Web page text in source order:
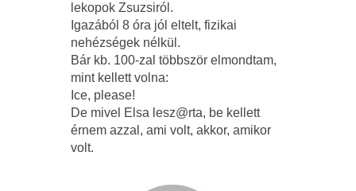
lekopok Zsuzsiról.
Igazából 8 óra jól eltelt, fizikai
nehézségek nélkül.
Bár kb. 100-zal többször elmondtam,
mint kellett volna:
Ice, please!
De mivel Elsa lesz@rta, be kellett
érnem azzal, ami volt, akkor, amikor
volt.